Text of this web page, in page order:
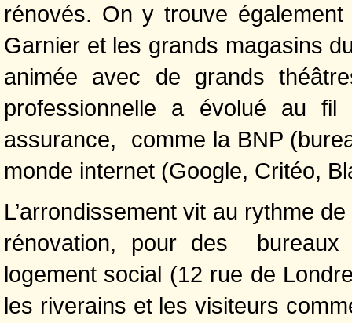
rénovés. On y trouve
Garnier et les grands magasins
animée avec de grands
professionnelle a évolué au
assurance, comme la BNP
monde internet (Google, Critéo,
L’arrondissement vit au rythme
rénovation, pour des bureaux
logement social (12 rue de
les riverains et les visiteurs